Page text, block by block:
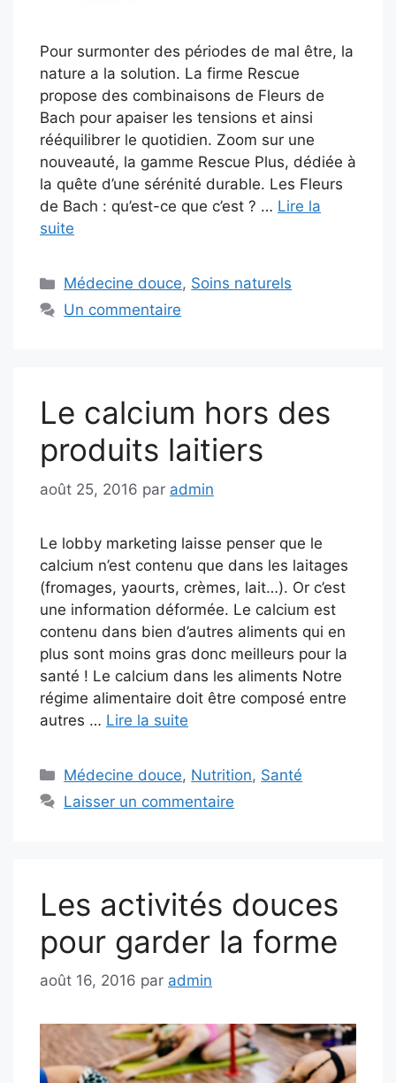
Pour surmonter des périodes de mal être, la
nature a la solution. La firme Rescue
propose des combinaisons de Fleurs de
Bach pour apaiser les tensions et ainsi
rééquilibrer le quotidien. Zoom sur une
nouveauté, la gamme Rescue Plus, dédiée à
la quête d’une sérénité durable. Les Fleurs
de Bach : qu’est-ce que c’est ? … Lire la
suite
Catégories
Médecine douce, Soins naturels
Un commentaire
Le calcium hors des
produits laitiers
août 25, 2016 par admin
Le lobby marketing laisse penser que le
calcium n’est contenu que dans les laitages
(fromages, yaourts, crèmes, lait…). Or c’est
une information déformée. Le calcium est
contenu dans bien d’autres aliments qui en
plus sont moins gras donc meilleurs pour la
santé ! Le calcium dans les aliments Notre
régime alimentaire doit être composé entre
autres … Lire la suite
Catégories
Médecine douce, Nutrition, Santé
Laisser un commentaire
Les activités douces
pour garder la forme
août 16, 2016 par admin